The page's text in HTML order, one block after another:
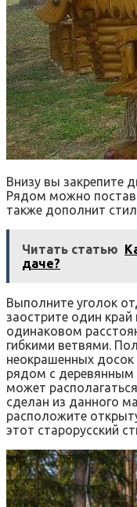
Внизу вы закрепите
Рядом можно
также дополнит
Читать статью
даче?
Выполните уголок
заострите один край
одинаковом
гибкими ветвями.
неокрашенных досок
рядом с деревянным
может
сделан из данного
расположите
этот старорусский